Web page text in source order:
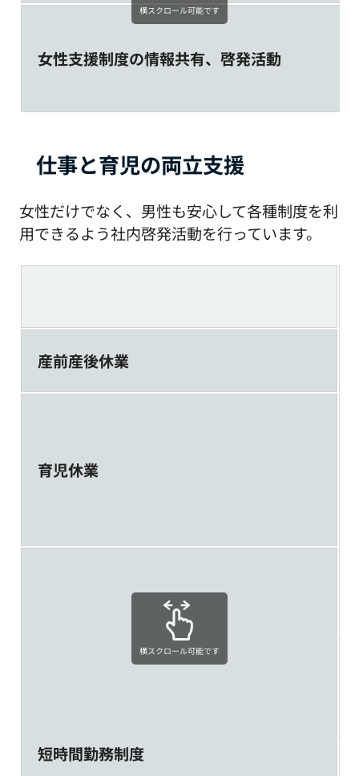
女性支援制度の情報共有、啓発活動
横スクロール可能です
仕事と育児の両立支援
女性だけでなく、男性も安心して各種制度を利
用できるよう社内啓発活動を行っています。
産前産後休業
育児休業
短時間勤務制度
横スクロール可能です